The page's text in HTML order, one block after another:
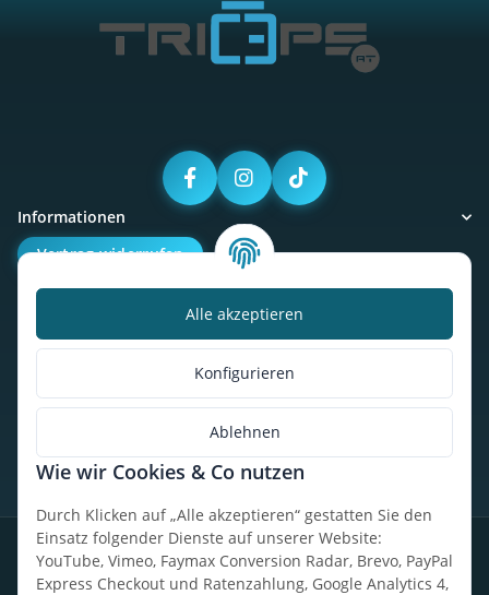
Alle akzeptieren
Konfigurieren
Ablehnen
Wie wir Cookies & Co nutzen
Durch Klicken auf „Alle akzeptieren“ gestatten Sie den
Einsatz folgender Dienste auf unserer Website:
YouTube, Vimeo, Faymax Conversion Radar, Brevo, PayPal
Express Checkout und Ratenzahlung, Google Analytics 4,
Informationen
Vertrag widerrufen
Kalorienbedarfsrechner
So findest du uns
* Alle Preise inkl. gesetzlicher USt., zzgl.Versand
Datenschutz Widerrufsrecht AGBImpressumSitemap